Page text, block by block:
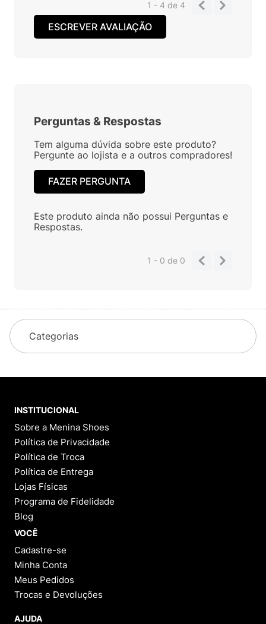
1 - 4de 4
ESCREVER AVALIAÇÃO
Perguntas & Respostas
Tem alguma dúvida sobre este produto?
Pergunte ao lojista e a outros compradores!
FAZER PERGUNTA
Este produto ainda não possui Perguntas e
Respostas.
1 - 0de 0
Categorias
INSTITUCIONAL
Sobre a Menina Shoes
Política de Privacidade
Política de Troca
Política de Entrega
Lojas Físicas
Programa de Fidelidade
Blog
VOCÊ
Cadastre-se
Minha Conta
Meus Pedidos
Trocas e Devoluções
AJUDA